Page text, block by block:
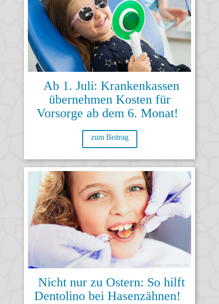
Ab 1. Juli: Krankenkassen
übernehmen Kosten für
Vorsorge ab dem 6. Monat!
zum Beitrag
Nicht nur zu Ostern: So hilft
Dentolino bei Hasenzähnen!